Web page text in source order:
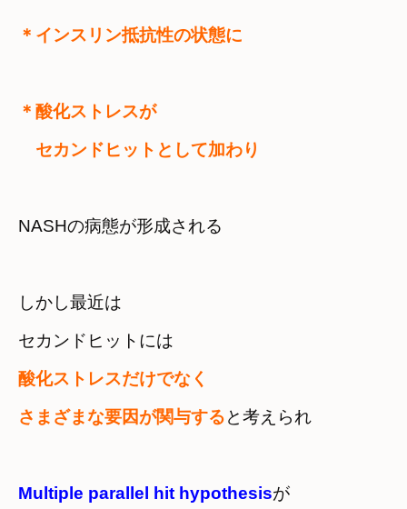
＊インスリン抵抗性の状態に
＊酸化ストレスが
セカンドヒットとして加わり
NASHの病態が形成される
しかし最近は
セカンドヒットには
酸化ストレスだけでなく
さまざまな要因が関与すると考えられ
Multiple parallel hit hypothesisが